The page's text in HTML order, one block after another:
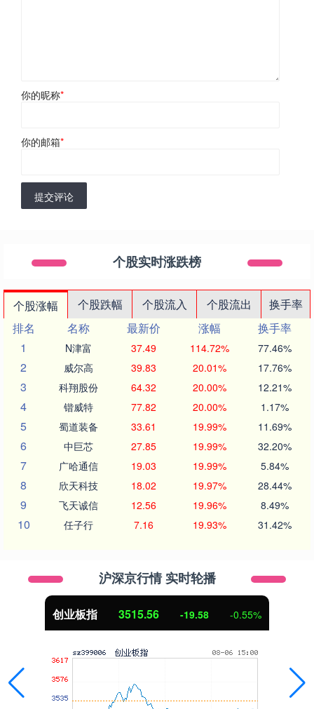
你的昵称*
你的邮箱*
提交评论
个股实时涨跌榜
个股涨幅 个股跌幅 个股流入 个股流出
换手率
排名
名称 最新价 涨幅
换手率
1
N津富 37.49 114.72% 77.46%
2 威尔高 39.83 20.01% 17.76%
3 科翔股份 64.32 20.00% 12.21%
4 锴威特 77.82 20.00% 1.17%
5 蜀道装备 33.61 19.99% 11.69%
6 中巨芯 27.85 19.99% 32.20%
7 广哈通信 19.03 19.99% 5.84%
8 欣天科技 18.02 19.97% 28.44%
9 飞天诚信 12.56 19.96% 8.49%
10 任子行 7.16 19.93% 31.42%
沪深京行情 实时轮播
创业板指 3515.56 -19.58 -0.55%